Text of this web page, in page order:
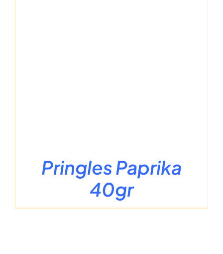
Pringles Paprika
40gr